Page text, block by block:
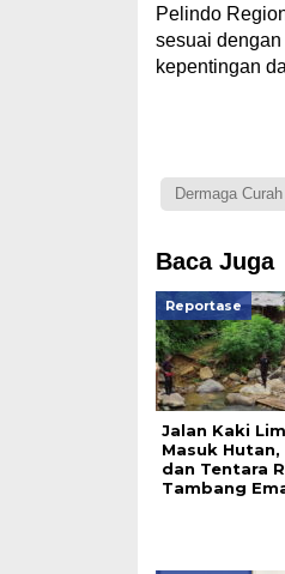
Pelindo
sesuai
kepentingan
Dermaga
Baca Juga
Reportase
Jalan Kaki
Masuk Hutan,
dan Tentara
Tambang